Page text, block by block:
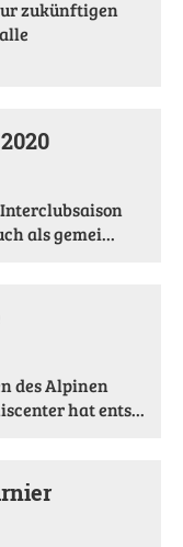
zukünftigen
als gemei...
des Alpinen
hat ents...